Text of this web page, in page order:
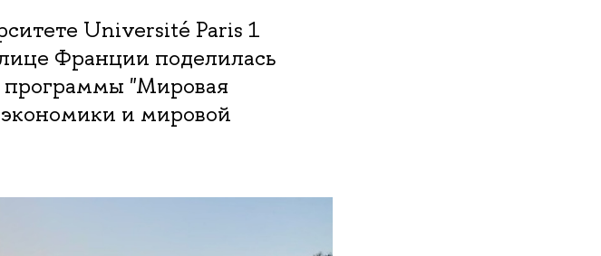
Université Paris 1
Франции поделилась
программы "Мировая
и мировой